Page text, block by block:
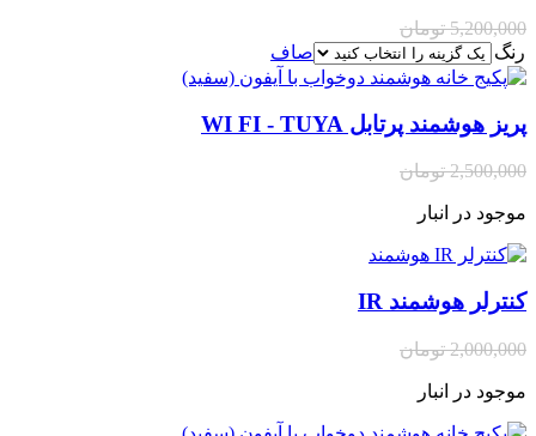
5,200,000 تومان
رنگ
صاف
پریز هوشمند پرتابل WI FI - TUYA
2,500,000 تومان
موجود در انبار
کنترلر هوشمند IR
2,000,000 تومان
موجود در انبار